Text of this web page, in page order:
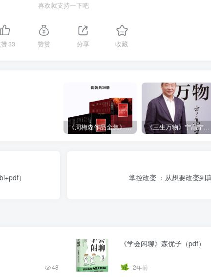
喜欢就支持一下吧
赞33 赞赏 分享 收藏
《周梅森作品全集》[共30册] 《三生万物》宁高宁（epub+mobi+azw3+pdf）
）
掌控改变 ：从想要改变到
48
《学会闲聊》森优子（pdf）
2年前